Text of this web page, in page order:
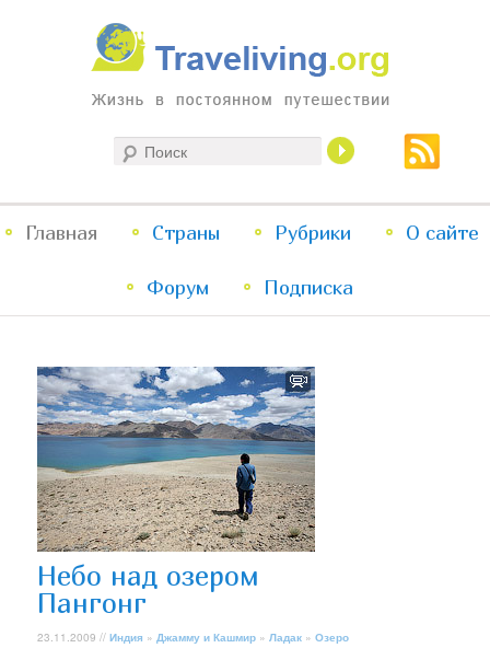
Traveliving
Жизнь в постоянном путешествии
меню
Перейти
к
содержимому
Перейти
к
содержимому
Главная Страны Рубрики О сайте
Форум Подписка
Небо над озером
Пангонг
23.11.2009 //Индия » Джамму и Кашмир »Ладак »Озеро